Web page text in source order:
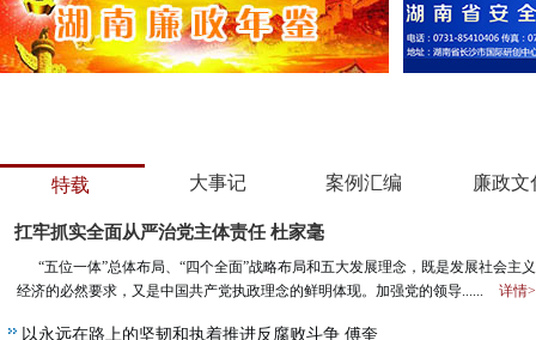
特载 大事记 案例汇编 廉政文
扛牢抓实全面从严治党主体责任 杜家毫
“五位一体”总体布局、“四个全面”战略布局和五大发展理念，既是发展社会主
经济的必然要求，又是中国共产党执政理念的鲜明体现。加强党的领导......
详情
以永远在路上的坚韧和执着推进反腐败斗争 傅奎